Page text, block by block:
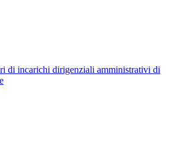
di incarichi dirigenziali amministrativi di